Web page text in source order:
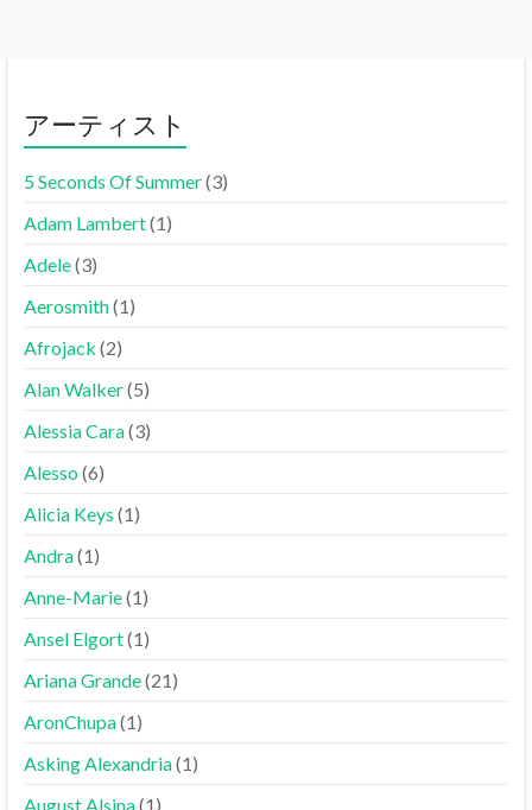
アーティスト
5 Seconds Of Summer(3)
Adam Lambert(1)
Adele(3)
Aerosmith(1)
Afrojack (2)
Alan Walker(5)
Alessia Cara(3)
Alesso(6)
Alicia Keys (1)
Andra(1)
Anne-Marie(1)
Ansel Elgort(1)
Ariana Grande(21)
AronChupa(1)
Asking Alexandria(1)
August Alsina(1)